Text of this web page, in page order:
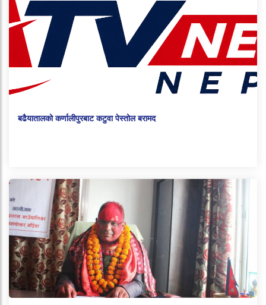
बढैयातालको कर्णालीपुरबाट कटुवा पेस्तोल बरामद